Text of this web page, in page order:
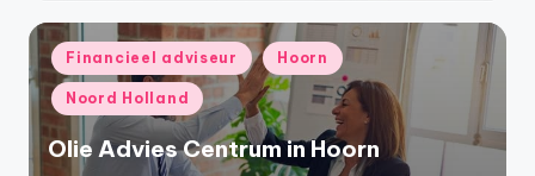
Geplaatst
in
Financieel adviseur Hoorn
Noord Holland
Olie Advies Centrum in Hoorn